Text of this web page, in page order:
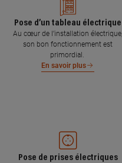
Pose d’un tableau électrique
Au cœur de l’installation électrique,
son bon fonctionnement est
primordial.
En savoir plus
Pose de prises électriques